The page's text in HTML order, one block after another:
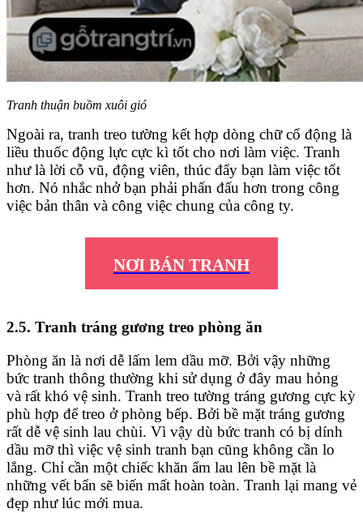
Tranh thuận buồm xuôi gió
Ngoài ra, tranh treo tường kết hợp dòng chữ cổ động là
liều thuốc động lực cực kì tốt cho nơi làm việc. Tranh
như là lời cỗ vũ, động viên, thúc đẩy bạn làm việc tốt
hơn. Nó nhắc nhở bạn phải phấn đấu hơn trong công
việc bản thân và công việc chung của công ty.
NƠI BÁN TRANH
2.5. Tranh tráng gương treo phòng ăn
Phòng ăn là nơi dễ lấm lem dầu mỡ. Bởi vậy những
bức tranh thông thường khi sử dụng ở đây mau hỏng
và rất khó vệ sinh. Tranh treo tường tráng gương cực kỳ
phù hợp để treo ở phòng bếp. Bởi bề mặt tráng gương
rất dễ vệ sinh lau chùi. Vì vậy dù bức tranh có bị dính
dầu mỡ thì việc vệ sinh tranh bạn cũng không cần lo
lắng. Chỉ cần một chiếc khăn ẩm lau lên bề mặt là
những vết bẩn sẽ biến mất hoàn toàn. Tranh lại mang vẻ
đẹp như lúc mới mua.